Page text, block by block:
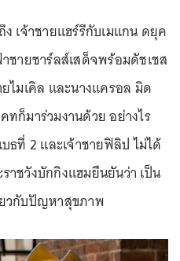
เจ้าชายแฮร์รีกับเมแกน ดยุค
ชายชาร์ลส์เสด็จพร้อมดัชเชส
ไมเคิล และนางแครอล มิด
ก็มาร่วมงานด้วย อย่างไร
ธที่ 2 และเจ้าชายฟิลิป ไม่ได้
าชวังบักกิงแฮมยืนยันว่า เป็น
วกับปัญหาสุขภาพ